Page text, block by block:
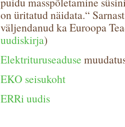
on üritatud näidata.“
väljendanud ka Euroopa
uudiskirja)
Elektrituruseaduse
EKO seisukoht
ERRi uudis